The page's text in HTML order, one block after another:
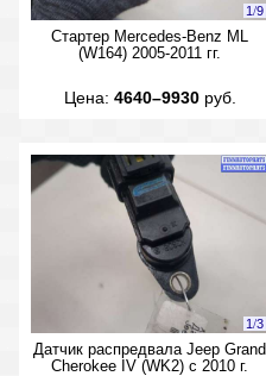
1/9
Стартер Mercedes-Benz ML
(W164) 2005-2011 гг.
Цена: 4640–9930руб.
1/3
Датчик распредвала Jeep Grand
Cherokee IV (WK2) с 2010 г.